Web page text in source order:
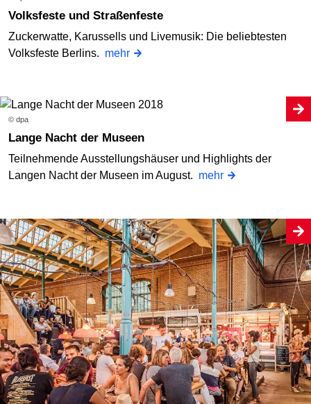
Volksfeste und Straßenfeste
Zuckerwatte, Karussells und Livemusik: Die beliebtesten
Volksfeste Berlins. mehr
© dpa
Lange Nacht der Museen
Teilnehmende Ausstellungshäuser und Highlights der
Langen Nacht der Museen im August. mehr